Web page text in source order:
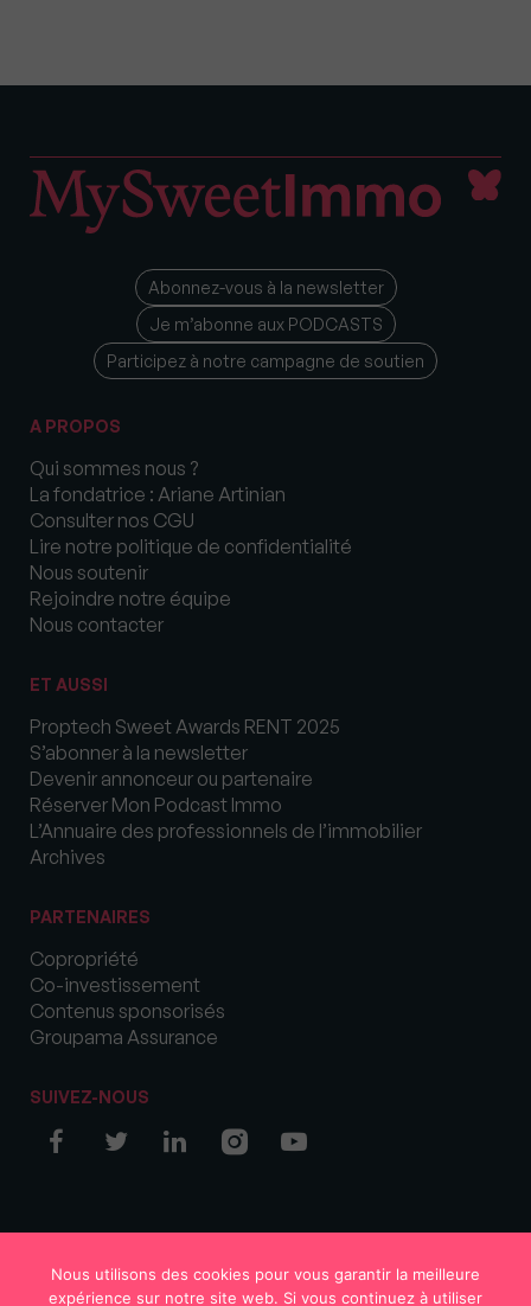
Abonnez-vous à la newsletter
Je m’abonne aux PODCASTS
Participez à notre campagne de soutien
A PROPOS
Qui sommes nous ?
La fondatrice : Ariane Artinian
Consulter nos CGU
Lire notre politique de confidentialité
Nous soutenir
Rejoindre notre équipe
Nous contacter
ET AUSSI
Proptech Sweet Awards RENT 2025
S’abonner à la newsletter
Devenir annonceur ou partenaire
Réserver Mon Podcast Immo
L’Annuaire des professionnels de l’immobilier
Archives
PARTENAIRES
Copropriété
Co-investissement
Contenus sponsorisés
Groupama Assurance
SUIVEZ-NOUS
Nous utilisons des cookies pour vous garantir la meilleure
expérience sur notre site web. Si vous continuez à utiliser